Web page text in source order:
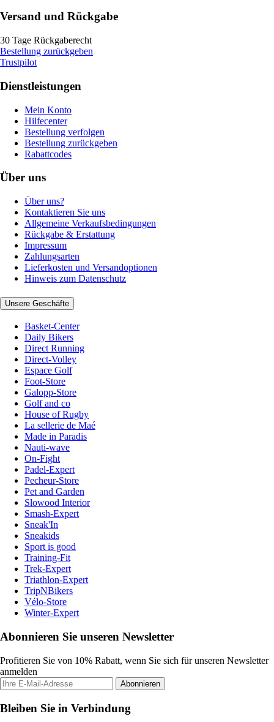
Versand und Rückgabe
30 Tage Rückgaberecht
Bestellung zurückgeben
Trustpilot
Dienstleistungen
Mein Konto
Hilfecenter
Bestellung verfolgen
Bestellung zurückgeben
Rabattcodes
Über uns
Über uns?
Kontaktieren Sie uns
Allgemeine Verkaufsbedingungen
Rückgabe & Erstattung
Impressum
Zahlungsarten
Lieferkosten und Versandoptionen
Hinweis zum Datenschutz
Unsere Geschäfte
Basket-Center
Daily Bikers
Direct Running
Direct-Volley
Espace Golf
Foot-Store
Galopp-Store
Golf and co
House of Rugby
La sellerie de Maé
Made in Paradis
Nauti-wave
On-Fight
Padel-Expert
Pecheur-Store
Pet and Garden
Slowood Interior
Smash-Expert
Sneak'In
Sneakids
Sport is good
Training-Fit
Trek-Expert
Triathlon-Expert
TripNBikers
Vélo-Store
Winter-Expert
Abonnieren Sie unseren Newsletter
Profitieren Sie von 10% Rabatt, wenn Sie sich für unseren Newsletter
anmelden
Abonnieren
Bleiben Sie in Verbindung